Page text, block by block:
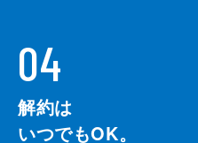
04
解約は
いつでもOK。